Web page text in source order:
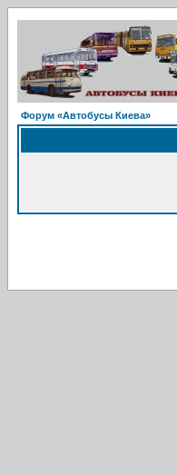
Форум «Автобусы Киева»